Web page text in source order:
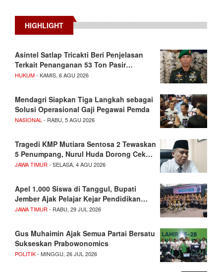
HIGHLIGHT
Asintel Satlap Tricakti Beri Penjelasan
Terkait Penanganan 53 Ton Pasir…
HUKUM- KAMIS, 6 AGU 2026
Mendagri Siapkan Tiga Langkah sebagai
Solusi Operasional Gaji Pegawai Pemda
NASIONAL - RABU, 5 AGU 2026
Tragedi KMP Mutiara Sentosa 2 Tewaskan
5 Penumpang, Nurul Huda Dorong Cek…
JAWA TIMUR - SELASA, 4 AGU 2026
Apel 1.000 Siswa di Tanggul, Bupati
Jember Ajak Pelajar Kejar Pendidikan…
JAWA TIMUR - RABU, 29 JUL 2026
Gus Muhaimin Ajak Semua Partai Bersatu
Sukseskan Prabowonomics
POLITIK- MINGGU, 26 JUL 2026